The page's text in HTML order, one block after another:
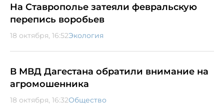
На Ставрополье затеяли февральскую
перепись воробьев
18 октября, 16:52Экология
В МВД Дагестана обратили внимание на
агромошенника
18 октября, 16:32Общество